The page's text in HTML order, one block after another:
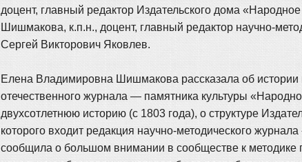
доцент, главный редактор Издательского дома
Шишмакова, к.п.н., доцент, главный редактор научно-
Сергей Викторович Яковлев.
Елена Владимировна Шишмакова рассказала об истории
отечественного журнала — памятника культуры
двухсотлетнюю историю (с 1803 года), о структуре
которого входит редакция научно-методического
сообщила о большом внимании в сообществе к методике